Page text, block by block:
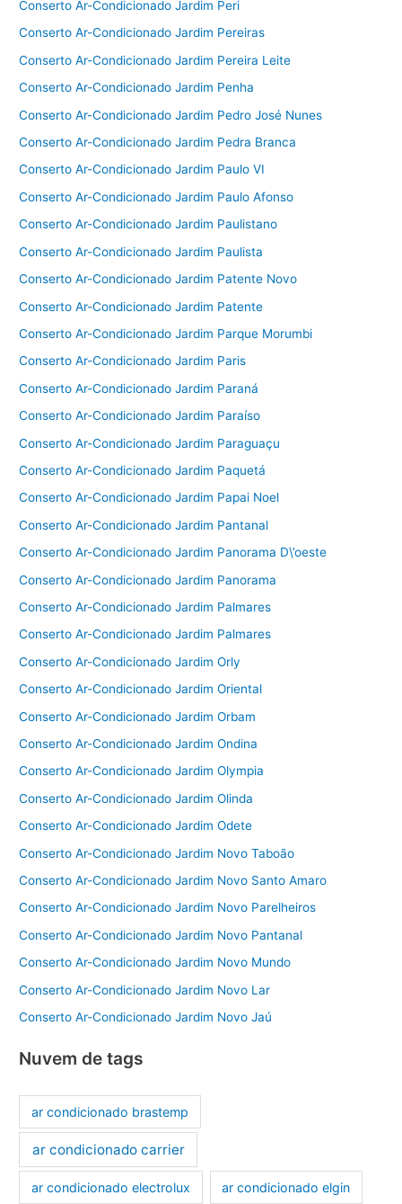
Conserto Ar-Condicionado Jardim Peri
Conserto Ar-Condicionado Jardim Pereiras
Conserto Ar-Condicionado Jardim Pereira Leite
Conserto Ar-Condicionado Jardim Penha
Conserto Ar-Condicionado Jardim Pedro José Nunes
Conserto Ar-Condicionado Jardim Pedra Branca
Conserto Ar-Condicionado Jardim Paulo VI
Conserto Ar-Condicionado Jardim Paulo Afonso
Conserto Ar-Condicionado Jardim Paulistano
Conserto Ar-Condicionado Jardim Paulista
Conserto Ar-Condicionado Jardim Patente Novo
Conserto Ar-Condicionado Jardim Patente
Conserto Ar-Condicionado Jardim Parque Morumbi
Conserto Ar-Condicionado Jardim Paris
Conserto Ar-Condicionado Jardim Paraná
Conserto Ar-Condicionado Jardim Paraíso
Conserto Ar-Condicionado Jardim Paraguaçu
Conserto Ar-Condicionado Jardim Paquetá
Conserto Ar-Condicionado Jardim Papai Noel
Conserto Ar-Condicionado Jardim Pantanal
Conserto Ar-Condicionado Jardim Panorama D\’oeste
Conserto Ar-Condicionado Jardim Panorama
Conserto Ar-Condicionado Jardim Palmares
Conserto Ar-Condicionado Jardim Palmares
Conserto Ar-Condicionado Jardim Orly
Conserto Ar-Condicionado Jardim Oriental
Conserto Ar-Condicionado Jardim Orbam
Conserto Ar-Condicionado Jardim Ondina
Conserto Ar-Condicionado Jardim Olympia
Conserto Ar-Condicionado Jardim Olinda
Conserto Ar-Condicionado Jardim Odete
Conserto Ar-Condicionado Jardim Novo Taboão
Conserto Ar-Condicionado Jardim Novo Santo Amaro
Conserto Ar-Condicionado Jardim Novo Parelheiros
Conserto Ar-Condicionado Jardim Novo Pantanal
Conserto Ar-Condicionado Jardim Novo Mundo
Conserto Ar-Condicionado Jardim Novo Lar
Conserto Ar-Condicionado Jardim Novo Jaú
Nuvem de tags
ar condicionado brastemp
ar condicionado carrier
ar condicionado electrolux ar condicionado elgin